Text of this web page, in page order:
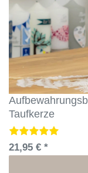
Taufkerze
21,95 € *